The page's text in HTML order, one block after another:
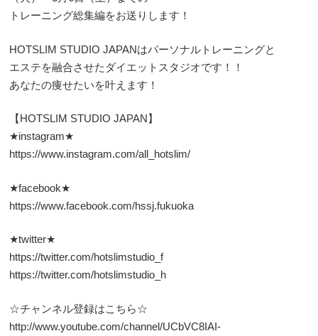
トレーニング総集編をお送りします！
HOTSLIM STUDIO JAPANはパーソナルトレーニングと
エステを融合させたダイエットスタジオです！！
あなたの痩せたいを叶えます！
【HOTSLIM STUDIO JAPAN】
★instagram★
https://www.instagram.com/all_hotslim/
★facebook★
https://www.facebook.com/hssj.fukuoka
★twitter★
https://twitter.com/hotslimstudio_f
https://twitter.com/hotslimstudio_h
☆チャンネル登録はこちら☆
http://www.youtube.com/channel/UCbVC8IAI-